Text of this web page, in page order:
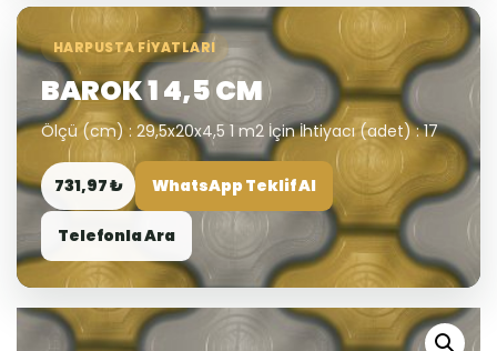
HARPUSTA FIYATLARI
BAROK 1 4,5 CM
Ölçü (cm) : 29,5x20x4,5 1 m2 İçin İhtiyacı (adet) : 17
731,97 ₺ WhatsApp Teklif Al
Telefonla Ara